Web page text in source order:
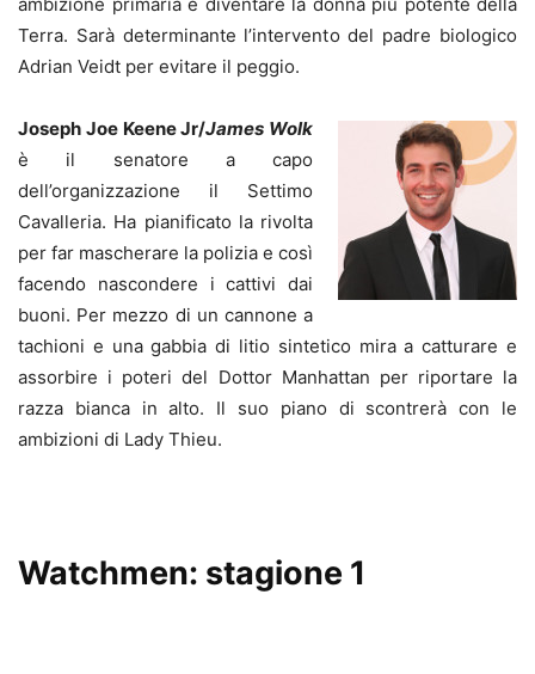
Terra. Sarà determinante l’intervento del padre biologico
Adrian Veidt per evitare il peggio.
Joseph Joe Keene Jr/James Wolk
è il senatore a capo
dell’organizzazione il Settimo
Cavalleria. Ha pianificato la rivolta
per far mascherare la polizia e così
facendo nascondere i cattivi dai
buoni. Per mezzo di un cannone a
tachioni e una gabbia di litio sintetico mira a catturare e
assorbire i poteri del Dottor Manhattan per riportare la
razza bianca in alto. Il suo piano di scontrerà con le
ambizioni di Lady Thieu.
Watchmen: stagione 1